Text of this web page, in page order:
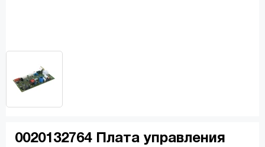
0020132764 Плата управления